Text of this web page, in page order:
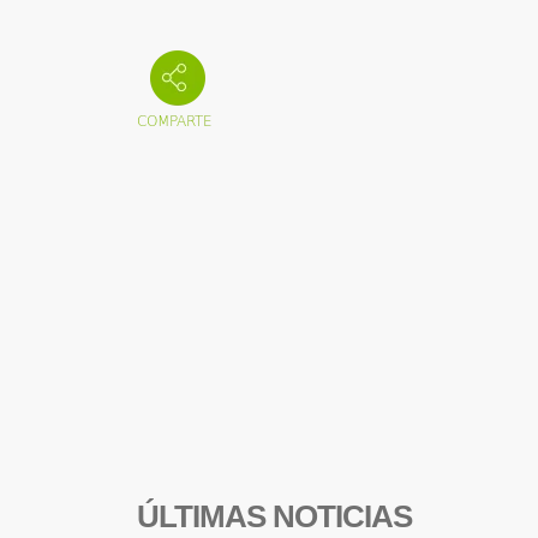
ÚLTIMAS NOTICIAS